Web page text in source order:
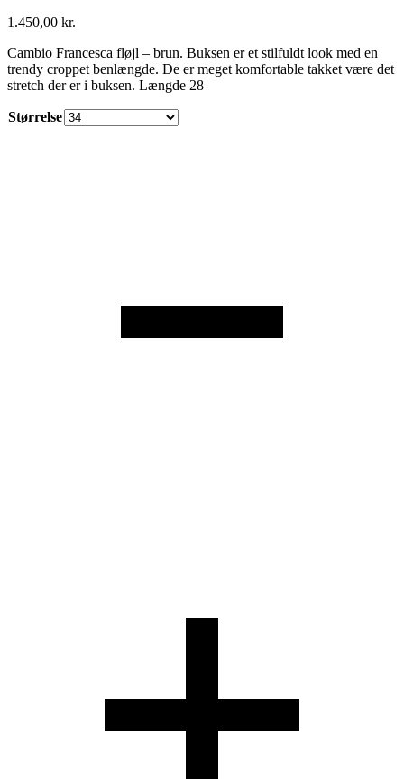
1.450,00 kr.
Cambio Francesca fløjl – brun. Buksen er et stilfuldt look med en
trendy croppet benlængde. De er meget komfortable takket være det
stretch der er i buksen. Længde 28
Størrelse